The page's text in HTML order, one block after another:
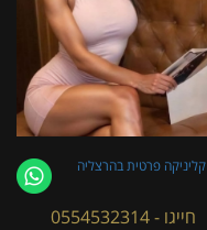
קליניקה פרטית בהרצליה
חייגו - 0554532314